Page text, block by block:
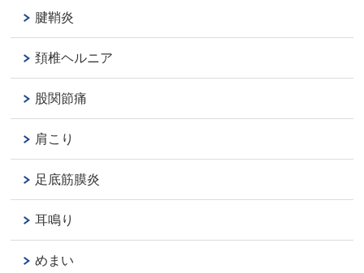
腱鞘炎
頚椎ヘルニア
股関節痛
肩こり
足底筋膜炎
耳鳴り
めまい